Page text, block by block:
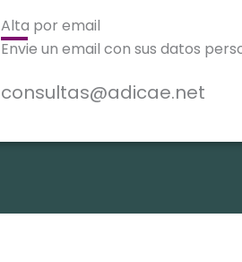
Alta por email
Envie un email con sus datos
consultas@adicae.net